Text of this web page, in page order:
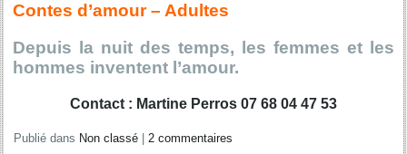
Contes d’amour – Adultes
Depuis la nuit des temps, les femmes et les
hommes inventent l’amour.
Contact : Martine Perros 07 68 04 47 53
Publié dans Non classé |2 commentaires